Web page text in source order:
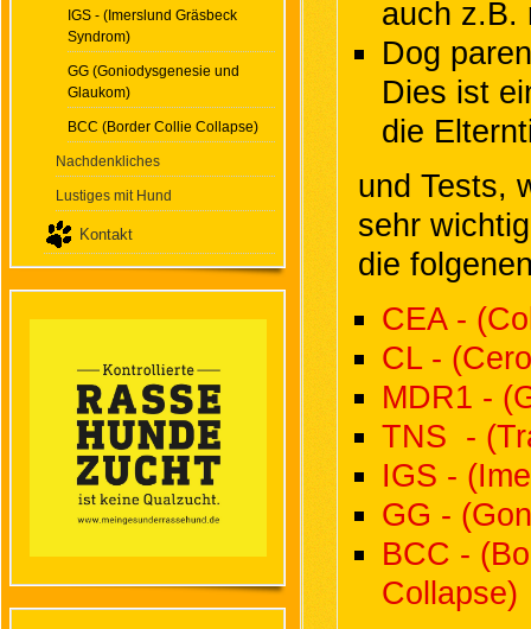
IGS - (Imerslund Gräsbeck
Syndrom)
GG (Goniodysgenesie und
Glaukom)
BCC (Border Collie Collapse)
Nachdenkliches
Lustiges mit Hund
Kontakt
auch z.B.
Dog
Dies ist
die
und Tests,
sehr
die
CEA -
CL -
MDR1 -
TNS -
IGS -
GG -
BCC -
Collapse)